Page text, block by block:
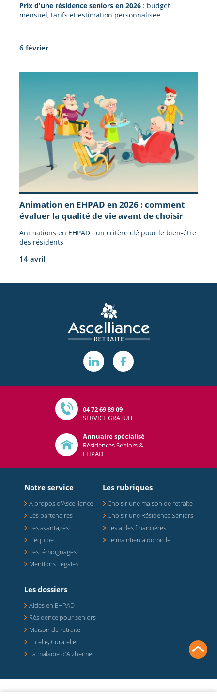
Prix d'une résidence seniors en 2026 : budget
mensuel, tarifs et estimation personnalisée
6 février
Animation en EHPAD en 2026 : comment
évaluer la qualité de vie avant de choisir
Animations en EHPAD : un critère clé pour le bien-être
des résidents
14 avril
Notre service
A propos d'Ascelliance
Les partenaires
Les avantages
L'équipe
Les témoignages
Mentions Légales
Les rubriques
Choisir une maison de retraite
Choisir une Résidence Seniors
Les aides financières
Le maintien à domicile
Les dossiers
Aides en EHPAD
Résidence pour seniors
Maison de retraite
Tutelle, Curatelle
La maladie d'Alzheimer
04 72 69 89 09
SERVICE GRATUIT
Annuaire spécialisé
Résidences Seniors &
EHPAD